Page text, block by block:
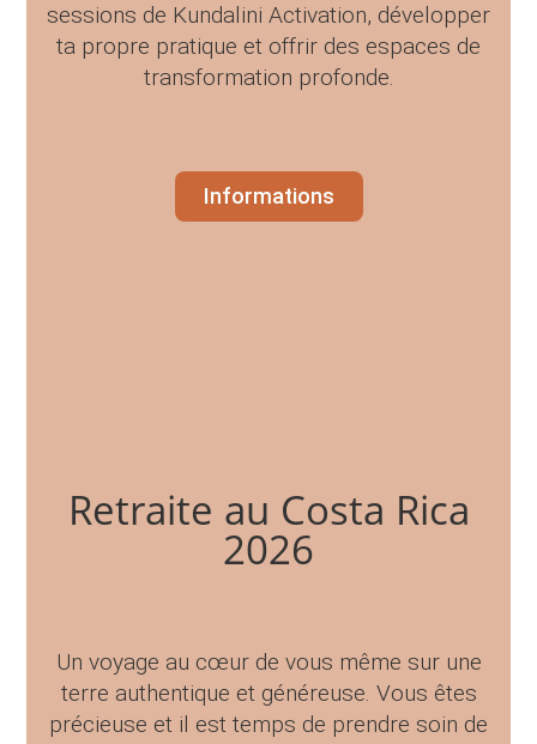
sessions de Kundalini Activation, développer
ta propre pratique et offrir des espaces de
transformation profonde.
Informations
Retraite au Costa Rica
2026
Un voyage au cœur de vous même sur une
terre authentique et généreuse. Vous êtes
précieuse et il est temps de prendre soin de